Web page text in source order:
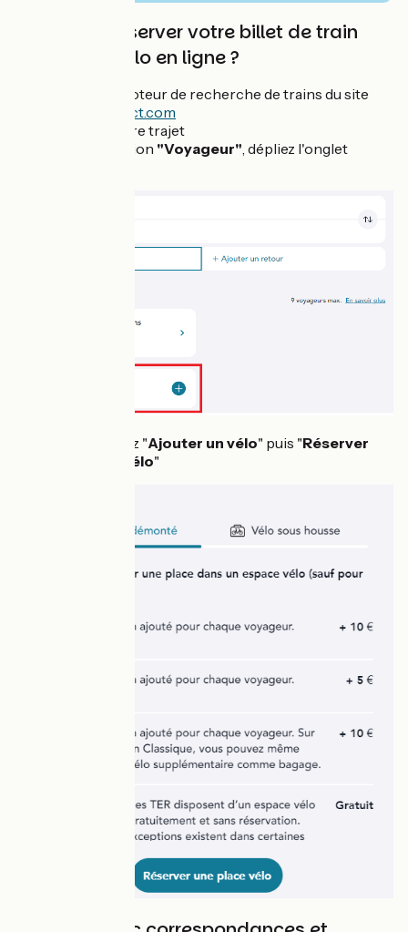
Comment réserver votre billet de train
pour votre vélo en ligne ?
Utilisez le moteur de recherche de trains du site
sncf-connect.com
Indiquez votre trajet
Dans la section "Voyageur", dépliez l'onglet
Sélectionnez "Ajouter un vélo" puis "Réserver
une place vélo"